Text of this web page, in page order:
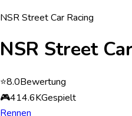
NSR Street Car Racing
NSR Street
⭐8.0Bewertung
🎮414.6KGespielt
Rennen